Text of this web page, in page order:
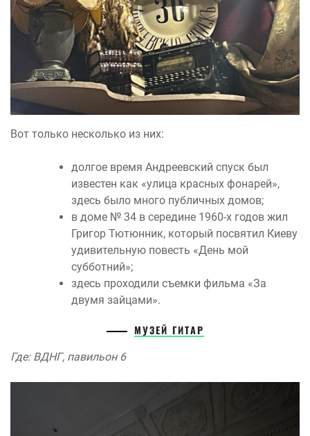
Вот только несколько из них:
долгое время Андреевский спуск был
известен как «улица красных фонарей»,
здесь было много публичных домов;
в доме № 34 в середине 1960-х годов жил
Григор Тютюнник, который посвятил Киеву
удивительную повесть «День мой
субботний»;
здесь проходили съемки фильма «За
двумя зайцами».
МУЗЕЙ ГИТАР
Где: ВДНГ, павильон 6